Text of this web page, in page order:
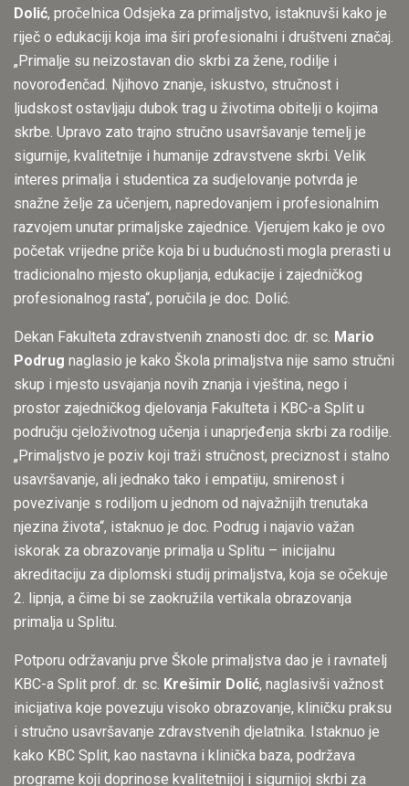
Dolić, pročelnica Odsjeka za primaljstvo, istaknuvši kako je
riječ o edukaciji koja ima širi profesionalni i društveni značaj.
„Primalje su neizostavan dio skrbi za žene, rodilje i
novorođenčad. Njihovo znanje, iskustvo, stručnost i
ljudskost ostavljaju dubok trag u životima obitelji o kojima
skrbe. Upravo zato trajno stručno usavršavanje temelj je
sigurnije, kvalitetnije i humanije zdravstvene skrbi. Velik
interes primalja i studentica za sudjelovanje potvrda je
snažne želje za učenjem, napredovanjem i profesionalnim
razvojem unutar primaljske zajednice. Vjerujem kako je ovo
početak vrijedne priče koja bi u budućnosti mogla prerasti u
tradicionalno mjesto okupljanja, edukacije i zajedničkog
profesionalnog rasta“, poručila je doc. Dolić.
Dekan Fakulteta zdravstvenih znanosti doc. dr. sc. Mario
Podrug naglasio je kako Škola primaljstva nije samo stručni
skup i mjesto usvajanja novih znanja i vještina, nego i
prostor zajedničkog djelovanja Fakulteta i KBC-a Split u
području cjeloživotnog učenja i unaprjeđenja skrbi za rodilje.
„Primaljstvo je poziv koji traži stručnost, preciznost i stalno
usavršavanje, ali jednako tako i empatiju, smirenost i
povezivanje s rodiljom u jednom od najvažnijih trenutaka
njezina života“, istaknuo je doc. Podrug i najavio važan
iskorak za obrazovanje primalja u Splitu – inicijalnu
akreditaciju za diplomski studij primaljstva, koja se očekuje
2. lipnja, a čime bi se zaokružila vertikala obrazovanja
primalja u Splitu.
Potporu održavanju prve Škole primaljstva dao je i ravnatelj
KBC-a Split prof. dr. sc. Krešimir Dolić, naglasivši važnost
inicijativa koje povezuju visoko obrazovanje, kliničku praksu
i stručno usavršavanje zdravstvenih djelatnika. Istaknuo je
kako KBC Split, kao nastavna i klinička baza, podržava
programe koji doprinose kvalitetnijoj i sigurnijoj skrbi za